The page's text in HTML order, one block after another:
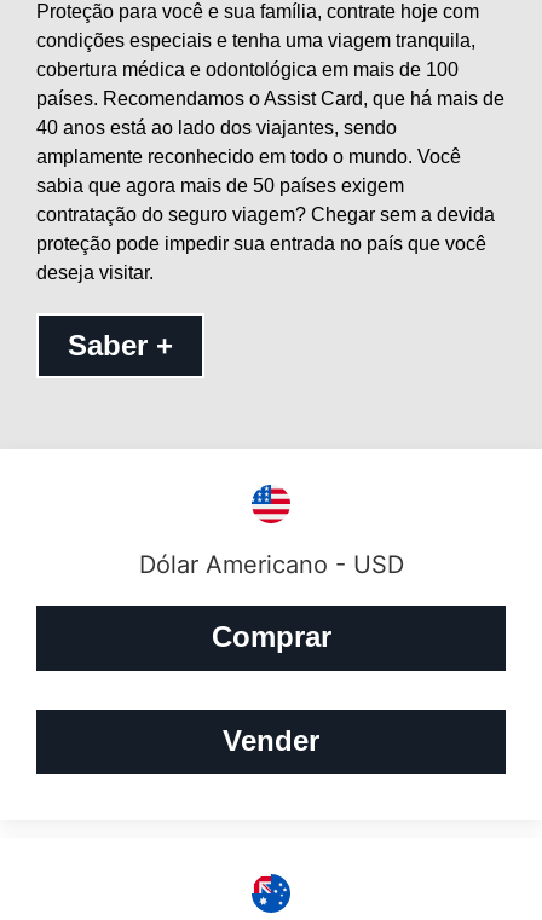
Proteção para você e sua família, contrate hoje com
condições especiais e tenha uma viagem tranquila,
cobertura médica e odontológica em mais de 100
países. Recomendamos o Assist Card, que há mais de
40 anos está ao lado dos viajantes, sendo
amplamente reconhecido em todo o mundo. Você
sabia que agora mais de 50 países exigem
contratação do seguro viagem? Chegar sem a devida
proteção pode impedir sua entrada no país que você
deseja visitar.
Saber +
Dólar Americano - USD
Comprar
Vender